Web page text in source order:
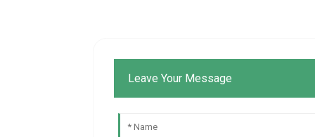
Leave Your Message